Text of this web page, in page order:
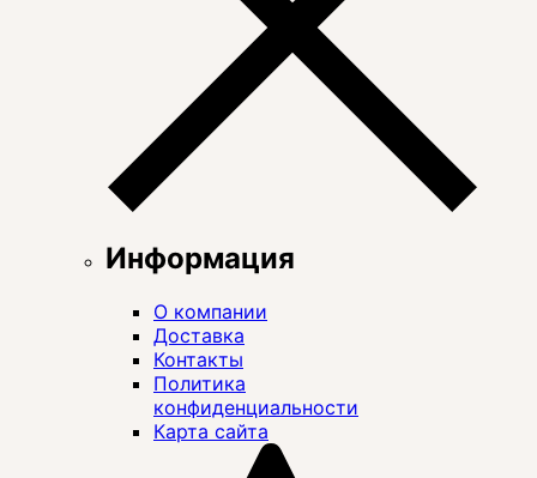
Информация
О компании
Доставка
Контакты
Политика
конфиденциальности
Карта сайта